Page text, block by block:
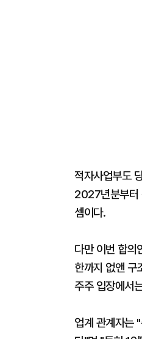
적자사업부도
2027년분부터
셈이다.
다만 이번 합의
한까지 없앤 구
주주 입장에서
업계 관계자는